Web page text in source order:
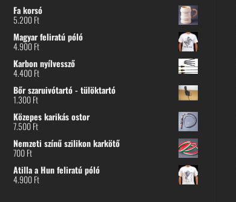
Fa korsó
5.200Ft
Magyar feliratú póló
4.900Ft
Karbon nyílvessző
4.400Ft
Bőr szaruivótartó - tülöktartó
1.300Ft
Közepes karikás ostor
7.500Ft
Nemzeti színű szilikon karkötő
700Ft
Atilla a Hun feliratú póló
4.900Ft